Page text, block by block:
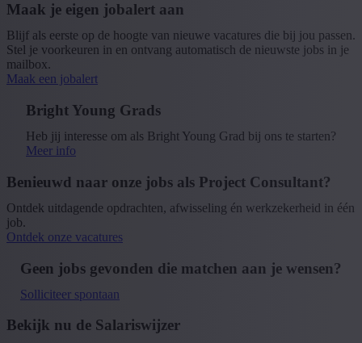
Maak je eigen jobalert aan
Blijf als eerste op de hoogte van nieuwe vacatures die bij jou passen.
Stel je voorkeuren in en ontvang automatisch de nieuwste jobs in je
mailbox.
Maak een jobalert
Bright Young Grads
Heb jij interesse om als Bright Young Grad bij ons te starten?
Meer info
Benieuwd naar onze jobs als Project Consultant?
Ontdek uitdagende opdrachten, afwisseling én werkzekerheid in één
job.
Ontdek onze vacatures
Geen jobs gevonden die matchen aan je wensen?
Solliciteer spontaan
Bekijk nu de Salariswijzer